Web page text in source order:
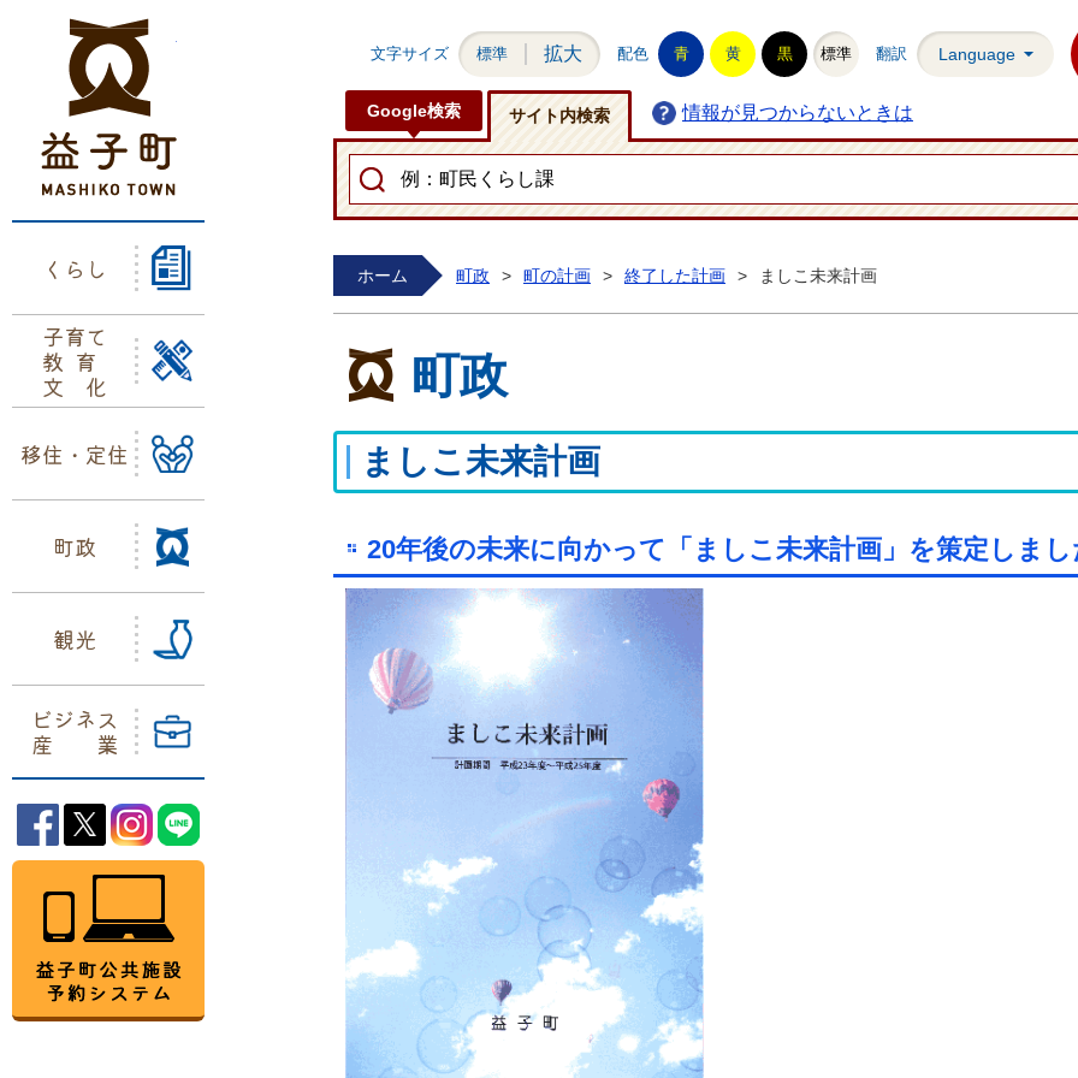
くらし
子育て
教育
文化
移住・定住
町政
観光
ビジネス
産業
益子町Facebook
益子町Twitter
益子町Instagram
益子町公共施設予約システム
文字サイズ 標準 拡大 配色 青 黄 黒 標準 翻訳 Language
Google検索 サイト内検索 情報が見つからないときは
ホーム 町政 > 町の計画 > 終了した計画 > ましこ未来計画
町政
ましこ未来計画
20年後の未来に向かって「ましこ未来計画」を策定しま